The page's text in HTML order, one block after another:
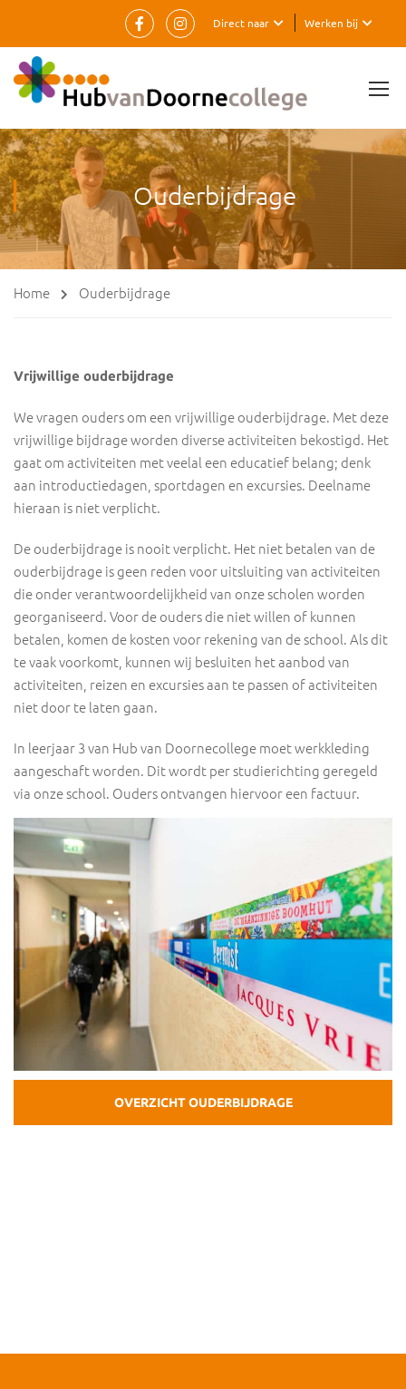
Werken bij
Direct naar
Ouderbijdrage
Home Ouderbijdrage
Vrijwillige ouderbijdrage
We vragen ouders om een vrijwillige ouderbijdrage. Met deze
vrijwillige bijdrage worden diverse activiteiten bekostigd. Het
gaat om activiteiten met veelal een educatief belang; denk
aan introductiedagen, sportdagen en excursies. Deelname
hieraan is niet verplicht.
De ouderbijdrage is nooit verplicht. Het niet betalen van de
ouderbijdrage is geen reden voor uitsluiting van activiteiten
die onder verantwoordelijkheid van onze scholen worden
georganiseerd. Voor de ouders die niet willen of kunnen
betalen, komen de kosten voor rekening van de school. Als dit
te vaak voorkomt, kunnen wij besluiten het aanbod van
activiteiten, reizen en excursies aan te passen of activiteiten
niet door te laten gaan.
In leerjaar 3 van Hub van Doornecollege moet werkkleding
aangeschaft worden. Dit wordt per studierichting geregeld
via onze school. Ouders ontvangen hiervoor een factuur.
OVERZICHT OUDERBIJDRAGE